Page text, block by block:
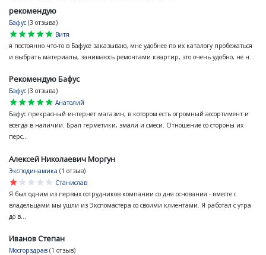
рекомендую
Бафус (3 отзыва)
star
star
star
star
star
Витя
я постоянно что-то в Бафусе заказываю, мне удобнее по их каталогу пробежаться
и выбрать материалы, занимаюсь ремонтами квартир, это очень удобно, не н...
Рекомендую Бафус
Бафус (3 отзыва)
star
star
star
star
star
Анатолий
Бафус прекрасный интернет магазин, в котором есть огромный ассортимент и
всегда в наличии. Брал герметики, эмали и смеси. Отношение со стороны их
перс...
Алексей Николаевич Моргун
Эксподинамика (1 отзыв)
star
star
star
star
star
Станислав
Я был одним из первых сотрудников компании со дня основания - вместе с
владельцами мы ушли из Экспомастера со своими клиентами. Я работал с утра
до в...
Иванов Степан
Мосгорздрав (1 отзыв)